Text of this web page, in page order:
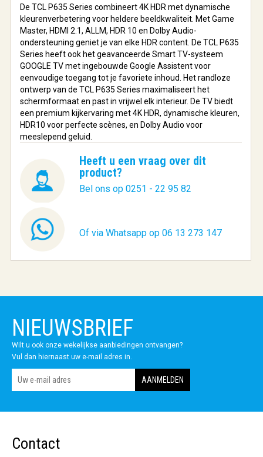
De TCL P635 Series combineert 4K HDR met dynamische
kleurenverbetering voor heldere beeldkwaliteit. Met Game
Master, HDMI 2.1, ALLM, HDR 10 en Dolby Audio-
ondersteuning geniet je van elke HDR content. De TCL P635
Series heeft ook het geavanceerde Smart TV-systeem
GOOGLE TV met ingebouwde Google Assistent voor
eenvoudige toegang tot je favoriete inhoud. Het randloze
ontwerp van de TCL P635 Series maximaliseert het
schermformaat en past in vrijwel elk interieur. De TV biedt
een premium kijkervaring met 4K HDR, dynamische kleuren,
HDR10 voor perfecte scènes, en Dolby Audio voor
meeslepend geluid.
Heeft u een vraag over dit
product?
Bel ons op 0251 - 22 95 82
Of via Whatsapp op 06 13 273 147
NIEUWSBRIEF
Wilt u ook onze wekelijkse aanbiedingen ontvangen?
Vul dan hiernaast uw e-mail adres in.
Contact